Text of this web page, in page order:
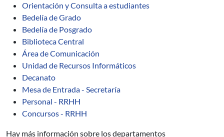
Orientación y Consulta a estudiantes
Bedelía de Grado
Bedelía de Posgrado
Biblioteca Central
Área de Comunicación
Unidad de Recursos Informáticos
Decanato
Mesa de Entrada - Secretaría
Personal - RRHH
Concursos - RRHH
Hay más información sobre los departamentos